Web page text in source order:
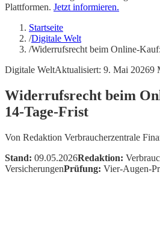
Plattformen. Jetzt informieren.
Startseite
/Digitale Welt
/Widerrufsrecht beim Online-
Digitale WeltAktualisiert: 9. Mai 20269
Widerrufsrecht beim
14-Tage-Frist
Von Redaktion Verbraucherzentrale
Stand: 09.05.2026Redaktion:
VersicherungenPrüfung: Vier-Augen-